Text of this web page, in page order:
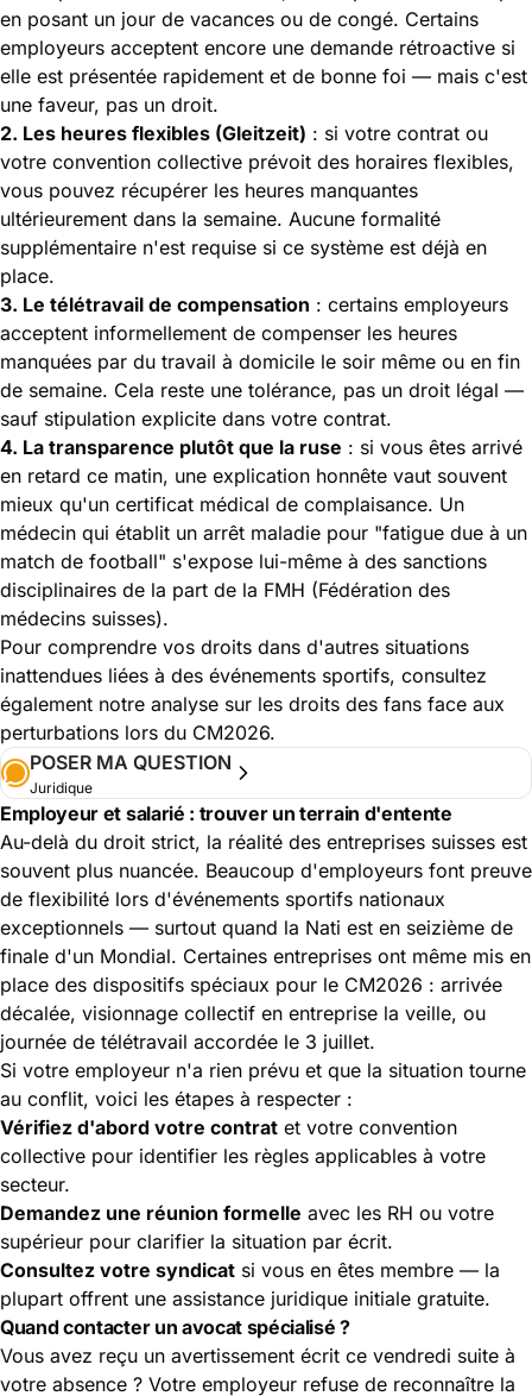
en posant un jour de vacances ou de congé. Certains
employeurs acceptent encore une demande rétroactive si
elle est présentée rapidement et de bonne foi — mais c'est
une faveur, pas un droit.
2. Les heures flexibles (Gleitzeit) : si votre contrat ou
votre convention collective prévoit des horaires flexibles,
vous pouvez récupérer les heures manquantes
ultérieurement dans la semaine. Aucune formalité
supplémentaire n'est requise si ce système est déjà en
place.
3. Le télétravail de compensation : certains employeurs
acceptent informellement de compenser les heures
manquées par du travail à domicile le soir même ou en fin
de semaine. Cela reste une tolérance, pas un droit légal —
sauf stipulation explicite dans votre contrat.
4. La transparence plutôt que la ruse : si vous êtes arrivé
en retard ce matin, une explication honnête vaut souvent
mieux qu'un certificat médical de complaisance. Un
médecin qui établit un arrêt maladie pour "fatigue due à un
match de football" s'expose lui-même à des sanctions
disciplinaires de la part de la FMH (Fédération des
médecins suisses).
Pour comprendre vos droits dans d'autres situations
inattendues liées à des événements sportifs, consultez
également notre analyse sur les droits des fans face aux
perturbations lors du CM2026.
POSER MA QUESTION
Juridique
Employeur et salarié : trouver un terrain d'entente
Au-delà du droit strict, la réalité des entreprises suisses est
souvent plus nuancée. Beaucoup d'employeurs font preuve
de flexibilité lors d'événements sportifs nationaux
exceptionnels — surtout quand la Nati est en seizième de
finale d'un Mondial. Certaines entreprises ont même mis en
place des dispositifs spéciaux pour le CM2026 : arrivée
décalée, visionnage collectif en entreprise la veille, ou
journée de télétravail accordée le 3 juillet.
Si votre employeur n'a rien prévu et que la situation tourne
au conflit, voici les étapes à respecter :
Vérifiez d'abord votre contrat et votre convention
collective pour identifier les règles applicables à votre
secteur.
Demandez une réunion formelle avec les RH ou votre
supérieur pour clarifier la situation par écrit.
Consultez votre syndicat si vous en êtes membre — la
plupart offrent une assistance juridique initiale gratuite.
Quand contacter un avocat spécialisé ?
Vous avez reçu un avertissement écrit ce vendredi suite à
votre absence ? Votre employeur refuse de reconnaître la